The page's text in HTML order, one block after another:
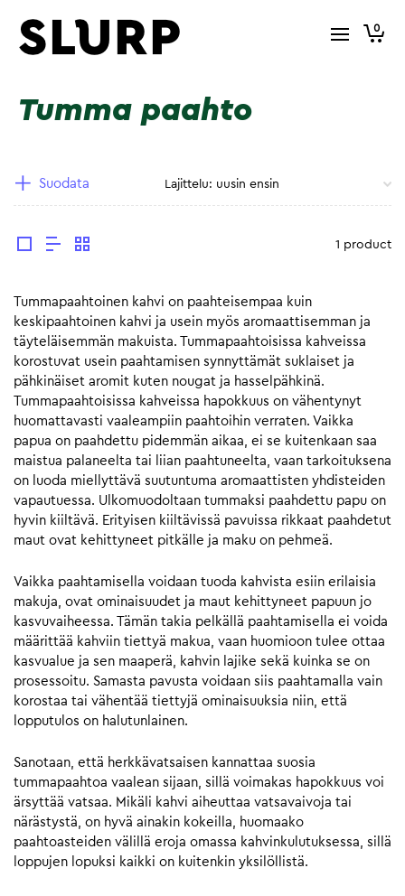
0
Tumma paahto
Suodata
1 product
Tummapaahtoinen kahvi on paahteisempaa kuin
keskipaahtoinen kahvi ja usein myös aromaattisemman ja
täyteläisemmän makuista. Tummapaahtoisissa kahveissa
korostuvat usein paahtamisen synnyttämät suklaiset ja
pähkinäiset aromit kuten nougat ja hasselpähkinä.
Tummapaahtoisissa kahveissa hapokkuus on vähentynyt
huomattavasti vaaleampiin paahtoihin verraten. Vaikka
papua on paahdettu pidemmän aikaa, ei se kuitenkaan saa
maistua palaneelta tai liian paahtuneelta, vaan tarkoituksena
on luoda miellyttävä suutuntuma aromaattisten yhdisteiden
vapautuessa. Ulkomuodoltaan tummaksi paahdettu papu on
hyvin kiiltävä. Erityisen kiiltävissä pavuissa rikkaat paahdetut
maut ovat kehittyneet pitkälle ja maku on pehmeä.
Vaikka paahtamisella voidaan tuoda kahvista esiin erilaisia
makuja, ovat ominaisuudet ja maut kehittyneet papuun jo
kasvuvaiheessa. Tämän takia pelkällä paahtamisella ei voida
määrittää kahviin tiettyä makua, vaan huomioon tulee ottaa
kasvualue ja sen maaperä, kahvin lajike sekä kuinka se on
prosessoitu. Samasta pavusta voidaan siis paahtamalla vain
korostaa tai vähentää tiettyjä ominaisuuksia niin, että
lopputulos on halutunlainen.
Sanotaan, että herkkävatsaisen kannattaa suosia
tummapaahtoa vaalean sijaan, sillä voimakas hapokkuus voi
ärsyttää vatsaa. Mikäli kahvi aiheuttaa vatsavaivoja tai
närästystä, on hyvä ainakin kokeilla, huomaako
paahtoasteiden välillä eroja omassa kahvinkulutuksessa, sillä
loppujen lopuksi kaikki on kuitenkin yksilöllistä.